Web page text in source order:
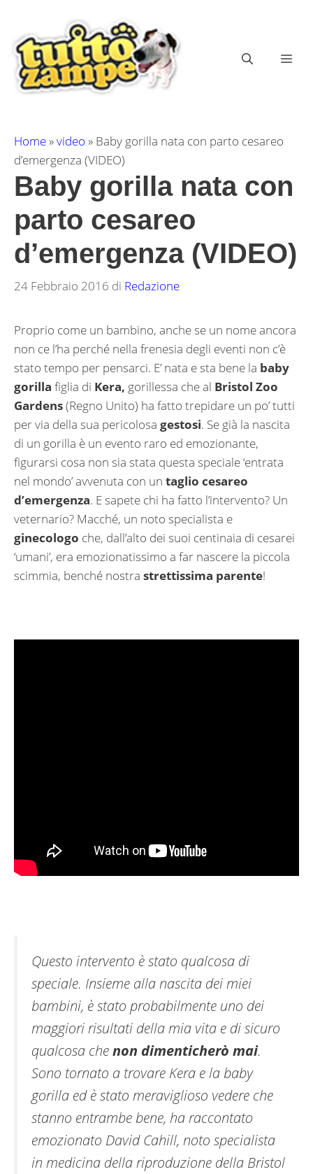
contenuto
Home»video » Baby gorilla nata con parto cesareo
d’emergenza (VIDEO)
Baby gorilla nata con
parto cesareo
d’emergenza (VIDEO)
24 Febbraio 2016 di Redazione
Proprio come un bambino, anche se un nome ancora
non ce l’ha perché nella frenesia degli eventi non c’è
stato tempo per pensarci. E’ nata e sta bene la baby
gorilla figlia di Kera, gorillessa che al Bristol Zoo
Gardens(Regno Unito) ha fatto trepidare un po’ tutti
per via della sua pericolosa gestosi. Se già la nascita
di un gorilla è un evento raro ed emozionante,
figurarsi cosa non sia stata questa speciale ‘entrata
nel mondo’ avvenuta con un taglio cesareo
d’emergenza. E sapete chi ha fatto l’intervento? Un
veternario? Macché, un noto specialista e
ginecologo che, dall’alto dei suoi centinaia di cesarei
‘umani’, era emozionatissimo a far nascere la piccola
scimmia, benché nostra strettissima parente!
Questo intervento è stato qualcosa di
speciale. Insieme alla nascita dei miei
bambini, è stato probabilmente uno dei
maggiori risultati della mia vita e di sicuro
qualcosa chenon dimenticherò mai.
Sono tornato a trovare Kera e la baby
gorilla ed è stato meraviglioso vedere che
stanno entrambe bene, ha raccontato
emozionato David Cahill, noto specialista
in medicina della riproduzione della Bristol